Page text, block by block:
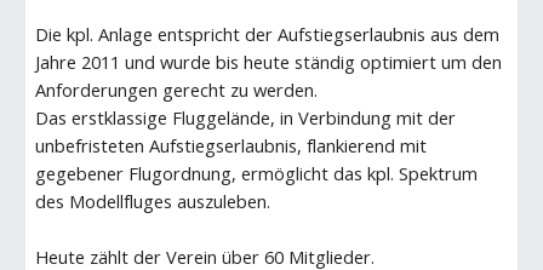
Die kpl. Anlage entspricht der Aufstiegserlaubnis aus dem
Jahre 2011 und wurde bis heute ständig optimiert um den
Anforderungen gerecht zu werden.
Das erstklassige Fluggelände, in Verbindung mit der
unbefristeten Aufstiegserlaubnis, flankierend mit
gegebener Flugordnung, ermöglicht das kpl. Spektrum
des Modellfluges auszuleben.
Heute zählt der Verein über 60 Mitglieder.